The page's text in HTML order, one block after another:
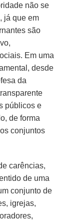
não se
já que em
são
Em uma
desde
da
públicos e
de forma
conjuntos
carências,
de uma
conjunto de
igrejas,